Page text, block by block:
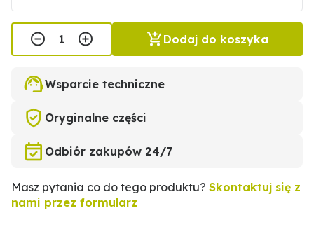
Dodaj do koszyka
Wsparcie techniczne
Oryginalne części
Odbiór zakupów 24/7
Masz pytania co do tego produktu? Skontaktuj się z
nami przez formularz